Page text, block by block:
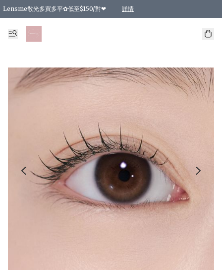
Lensme散光多買多平✿低至$150/對❤ 詳情
台灣Karacon⁩✧日拋 特價清貨❁⃘
日本韓國多款日/月拋現貨☼ 特價❤︎數量有限 售完即止
🇰🇷韓國多款月拋現貨 特價兩對$99✿數量有限 售完即止♫
精選商品，任選買2件或以上9 折；買4件或以上85 折；買6件或以上8 折
精選商品，任選買2件HKD 140.00；買4件HKD 260.00
精選商品，任選買2件HKD 190.00；買4件HKD 360.00
精選商品，任選買2件HKD 110.00；買4件HKD 180.00
精選商品，任選買2件HKD 170.00；買4件HKD 320.00
精選商品，任選買2件或以上減HKD 148.00
精選商品，任選買2件或以上減HKD 148.00
精選商品，任選買2件或以上95 折；買4件或以上9 折；買6件或以上85 折；買8件
精選商品，任選買12件或以上87 折
精選商品，任選買2件或以上減HKD 16.00；買4件或以上減HKD 32.00；買6
精選商品，任選買2件或以上95 折；買4件或以上9 折；買8件或以上85 折；買12
購物滿 HKD 800.00即享免運費優惠！（適用於 特定的送貨方式 )